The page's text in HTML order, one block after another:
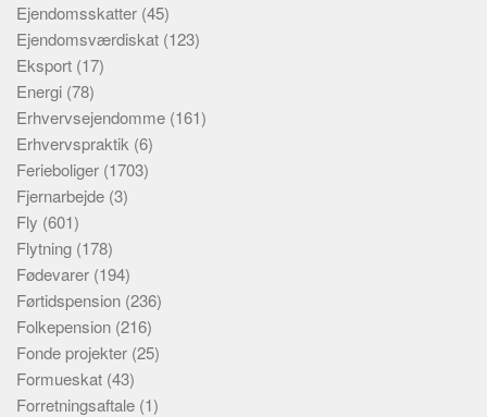
Ejendomsskatter (45)
Ejendomsværdiskat (123)
Eksport (17)
Energi (78)
Erhvervsejendomme (161)
Erhvervspraktik (6)
Ferieboliger (1703)
Fjernarbejde (3)
Fly (601)
Flytning (178)
Fødevarer (194)
Førtidspension (236)
Folkepension (216)
Fonde projekter (25)
Formueskat (43)
Forretningsaftale (1)